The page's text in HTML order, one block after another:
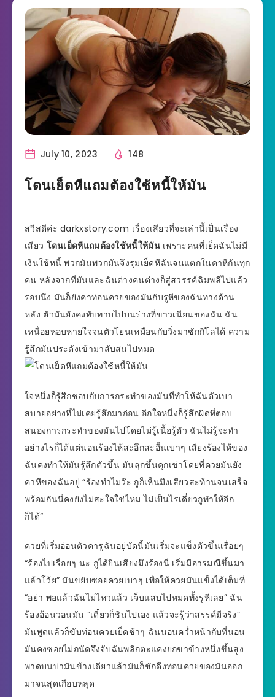
July 10, 2023 148
โดนเย็ดหีแถมต้องใช้หนี้ให้มัน
สวีสดีค่ะ darkxstory.com เรื่องเสียวที่จะเล่านี้เป็นเรื่อง
เสียว โดนเย็ดหีแถมต้องใช้หนี้ให้มันเพราะคนที่เย็ดฉันไม่มี
เงินใช้หนี้ พวกมันพวกมันจึงรุมเย็ดหีฉันจนแตกในคาหีกันทุก
คน หลังจากที่มันและฉันต่างคนต่างก็สู่สวรรค์ฉิมพลีไปแล้ว
รอบนึง มันก็ยังคาท่อนควยของมันกับรูหีของฉันทางด้าน
หลัง ตัวมันยังคงทับทาบไปบนร่างที่ขาวเนียนของฉัน ฉัน
เหนื่อยหอบหายใจจนตัวโยนเหมือนกับวิ่งมาซักกิโลได้ ความ
รู้สึกมันประดังเข้ามาสับสนไปหมด
ใจหนึ่งก็รู้สึกชอบกับการกระทำของมันที่ทำให้ฉันตัวเบา
สบายอย่างที่ไม่เคยรู้สึกมาก่อน อีกใจหนึ่งก็รู้สึกผิดที่ตอบ
สนองการกระทำของมันไปโดยไม่รู้เนื้อรู้ตัว ฉันไม่รู้จะทำ
อย่างไรก็ได้แต่นอนร้องไห้สะอึกสะอื้นเบาๆ เสียงร้องไห้ของ
ฉันคงทำให้มันรู้สึกตัวขึ้น มันลุกขึ้นคุกเข่าโดยที่ควยมันยัง
คาหีของฉันอยู่ “ร้องทำไมว๊ะ กูก็เห็นมึงเสียวสะท้านจนเสร็จ
พร้อมกันนี่คงยังไม่สะใจใช่ไหม ไม่เป็นไรเดี๋ยวกูทำให้อีก
ก็ได้”
ควยที่เริ่มอ่อนตัวคารูฉันอยู่บัดนี้มันเริ่มจะแข็งตัวขึ้นเรื่อยๆ
“ร้องไปเรื่อยๆ นะ กูได้ยินเสียงมึงร้องนี่ เริ่มมีอารมณืขึ้นมา
แล้วโว้ย” มันขยับซอยควยเบาๆ เพื่อให้ควยมันแข็งได้เต็มที่
“อย่า พอแล้วฉันไม่ไหวแล้ว เจ็บแสบไปหมดทั้งรูหีเลย” ฉัน
ร้องอ้อนวอนมัน “เดี๋ยวก็ชินไปเอง แล้วจะรู้ว่าสรรค์มีจริง”
มันพูดแล้วก็ขับท่อนควยเย็ดช้าๆ ฉันนอนคว่ำหน้ากับที่นอน
มันคงซอยไม่ถนัดจึงจับฉันพลิกตะแคงยกขาข้างหนึ่งขึ้นสูง
พาดบนบ่ามันข้างเดียวแล้วมันก็ชักดึงท่อนควยของมันออก
มาจนสุดเกือบหลุด